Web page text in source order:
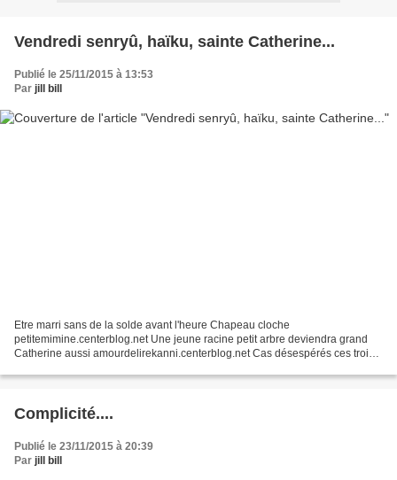
Vendredi senryû, haïku, sainte Catherine...
Publié le 25/11/2015 à 13:53
Par jill bill
Etre marri sans de la solde avant l'heure Chapeau cloche
petitemimine.centerblog.net Une jeune racine petit arbre deviendra grand
Catherine aussi amourdelirekanni.centerblog.net Cas désespérés ces trois
Complicité....
Publié le 23/11/2015 à 20:39
Par jill bill